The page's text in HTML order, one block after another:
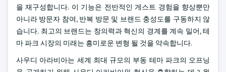
을 재구성합니다. 이 기능은 전반적인 게스트 경험을 향상뿐만
아니라 방문자 참여, 반복 방문 및 브랜드 충성도를 구동하지 않
습니다. 최고의 브랜드는 창의력과 혁신의 경계를 계속 밀어, 테
마 파크 시장의 미래는 흥미로운 변형 될 것을 약속합니다.
사우디 아라비아는 세계 최대 규모의 부동 테마 파크의 오프닝